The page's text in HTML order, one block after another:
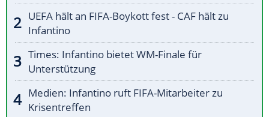
UEFA hält an FIFA-Boykott fest - CAF hält zu
Infantino
Times: Infantino bietet WM-Finale für
Unterstützung
Medien: Infantino ruft FIFA-Mitarbeiter zu
Krisentreffen